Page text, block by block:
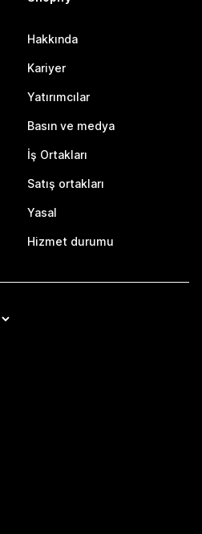
Hakkında
Kariyer
Yatırımcılar
Basın ve medya
İş Ortakları
Satış ortakları
Yasal
Hizmet durumu